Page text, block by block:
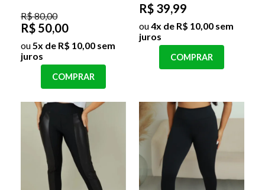
R$ 80,00
R$ 50,00
ou5x de R$ 10,00 sem
juros
COMPRAR
R$ 39,99
ou4x de R$ 10,00 sem
juros
COMPRAR